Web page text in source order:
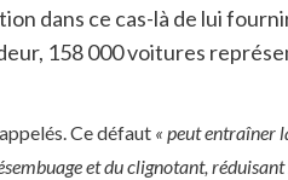
dans ce cas-là de lui
158 000 voitures
Ce défaut « peut entraîner
et du clignotant,